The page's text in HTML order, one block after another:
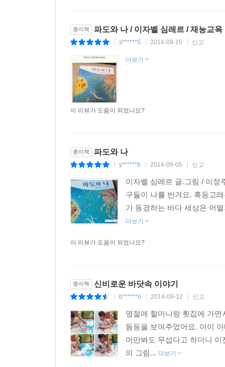
종이책 파도와 나 / 이자벨 심레르 / 재능교육
s******5 2014-09-15 신고
더보기
이 리뷰가 도움이 되었나요?
종이책 파도와 나
y******6 2014-09-05 신고
이자벨 심레르 글.그림 / 이정
구들이 나를 반겨요. 혹등고
가 동경하는 바다 세상은 어
더보기
이 리뷰가 도움이 되었나요?
종이책 신비로운 바닷속 이야기
b******n 2014-09-12 신고
명절에 할머니랑 횟집에 가
돔등을 보여주었어요. 아이
어만봐도 무섭다고 하더니
의 그림... 더보기